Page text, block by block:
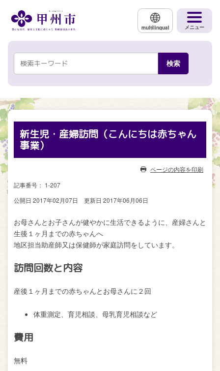
multilingual メニュー
新生児・産婦訪問（こんにちは赤ちゃん
事業）
ページの内容を印刷
記事番号： 1-207
公開日 2017年02月07日
更新日 2017年06月06日
お母さんとお子さんが健やかに生活できるように、産婦さんと
生後１ヶ月までの赤ちゃんへ
地区担当助産師又は保健師が家庭訪問をしています。
訪問回数と内容
産後１ヶ月までの赤ちゃんとお母さんに２回
体重測定、育児相談、母乳育児相談など
費用
無料